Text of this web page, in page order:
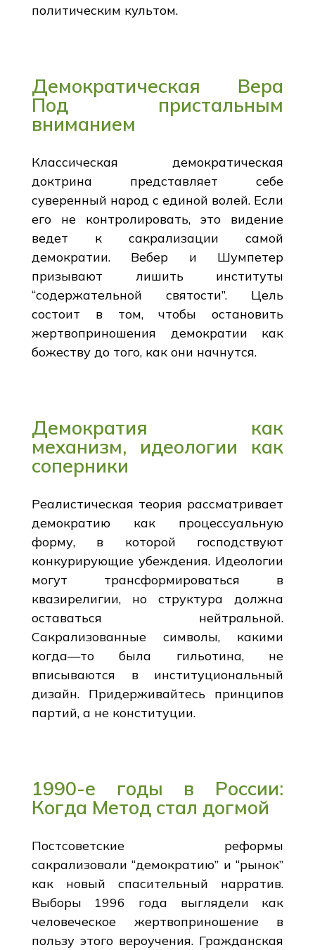
политическим культом.
Демократическая Вера
Под пристальным
вниманием
Классическая демократическая
доктрина представляет себе
суверенный народ с единой волей. Если
его не контролировать, это видение
ведет к сакрализации самой
демократии. Вебер и Шумпетер
призывают лишить институты
“содержательной святости”. Цель
состоит в том, чтобы остановить
жертвоприношения демократии как
божеству до того, как они начнутся.
Демократия как
механизм, идеологии как
соперники
Реалистическая теория рассматривает
демократию как процессуальную
форму, в которой господствуют
конкурирующие убеждения. Идеологии
могут трансформироваться в
квазирелигии, но структура должна
оставаться нейтральной.
Сакрализованные символы, какими
когда—то была гильотина, не
вписываются в институциональный
дизайн. Придерживайтесь принципов
партий, а не конституции.
1990-е годы в России:
Когда Метод стал догмой
Постсоветские реформы
сакрализовали “демократию” и “рынок”
как новый спасительный нарратив.
Выборы 1996 года выглядели как
человеческое жертвоприношение в
пользу этого вероучения. Гражданская